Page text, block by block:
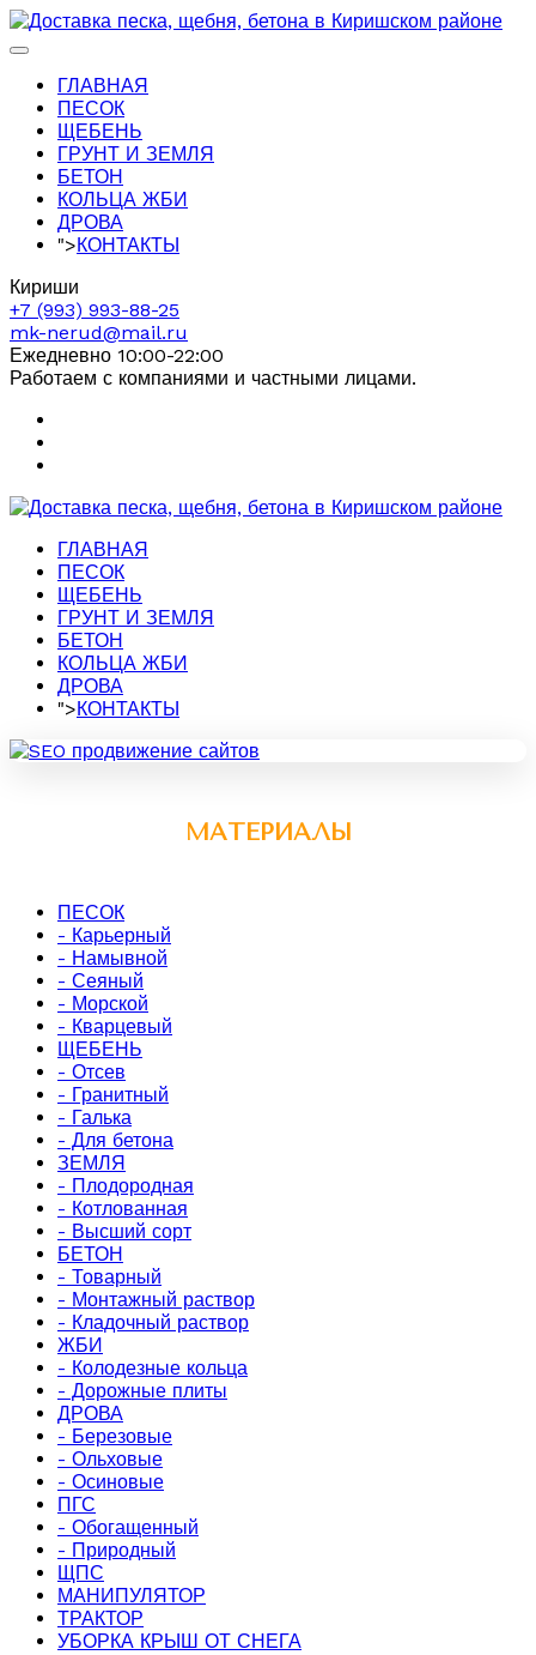
ГЛАВНАЯ
ПЕСОК
ЩЕБЕНЬ
ГРУНТ И ЗЕМЛЯ
БЕТОН
КОЛЬЦА ЖБИ
ДРОВА
">КОНТАКТЫ
Кириши
+7 (993) 993-88-25
mk-nerud@mail.ru
Ежедневно 10:00-22:00
Работаем с компаниями и частными лицами.
ГЛАВНАЯ
ПЕСОК
ЩЕБЕНЬ
ГРУНТ И ЗЕМЛЯ
БЕТОН
КОЛЬЦА ЖБИ
ДРОВА
">КОНТАКТЫ
МАТЕРИАЛЫ
ПЕСОК
- Карьерный
- Намывной
- Сеяный
- Морской
- Кварцевый
ЩЕБЕНЬ
- Отсев
- Гранитный
- Галька
- Для бетона
ЗЕМЛЯ
- Плодородная
- Котлованная
- Высший сорт
БЕТОН
- Товарный
- Монтажный раствор
- Кладочный раствор
ЖБИ
- Колодезные кольца
- Дорожные плиты
ДРОВА
- Березовые
- Ольховые
- Осиновые
ПГС
- Обогащенный
- Природный
ЩПС
МАНИПУЛЯТОР
ТРАКТОР
УБОРКА КРЫШ ОТ СНЕГА